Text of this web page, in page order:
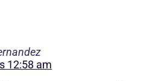
12:58 am